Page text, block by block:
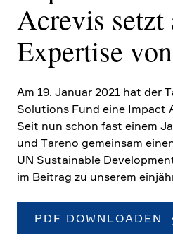
Acrevis setzt
Exper­tise
Am 19. Januar 2021 hat der
Solutions Fund eine Impact
Seit nun schon fast einem
und Tareno gemeinsam
UN Sustainable
im Beitrag zu unserem
PDF DOWNLOADEN